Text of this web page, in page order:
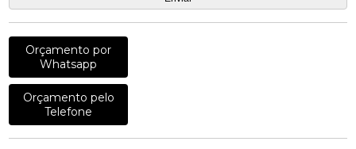
Orçamento por
Whatsapp
Orçamento pelo
Telefone